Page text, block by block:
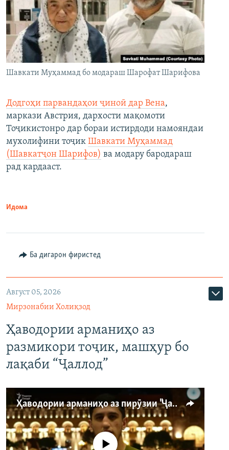
Шавкати Муҳаммад бо модараш Шарофат Шарифова
Додгоҳи парвандаҳои ҷиноӣ дар Вена,
маркази Австрия, дархости мақомоти
Тоҷикистонро дар бораи истирдоди намояндаи
мухолифини тоҷик Шавкати Муҳаммад
(Шавкатҷон Шарифов) ва модару бародараш
рад кардааст.
Идома
Ба дигарон фиристед
Август 05, 2026
Мирзонабии Холиқзод
Ҳаводории арманиҳо аз
размикори тоҷик, машҳур бо
лақаби “Ҷаллод”
Ҳаводории арманиҳо аз пирӯзии "Ҷаллод"-и тоҷик
Феълан кор намекунад